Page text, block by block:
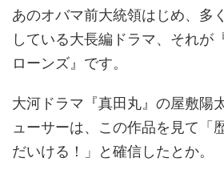
あのオバマ前大統領はじめ、多
している大長編ドラマ、それが
ローンズ』です。
大河ドラマ『真田丸』の屋敷陽
ューサーは、この作品を見て「
だいける！」と確信したとか。